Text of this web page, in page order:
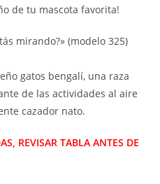
de tu mascota favorita!
mirando?» (modelo 325)
gatos bengalí, una raza
de las actividades al aire
cazador nato.
REVISAR TABLA ANTES DE